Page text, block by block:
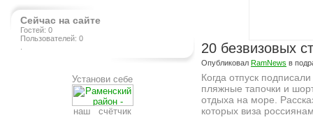
Сейчас на сайте
Гостей: 0
Пользователей: 0
Установи себе
наш счётчик
20 безвизовых
Опубликовал RamNews в
Когда отпуск
пляжные тапочки и
отдыха на море.
которых виза